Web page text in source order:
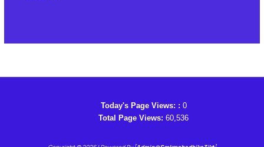
Today's Page Views: : 0
Total Page Views: 60,536